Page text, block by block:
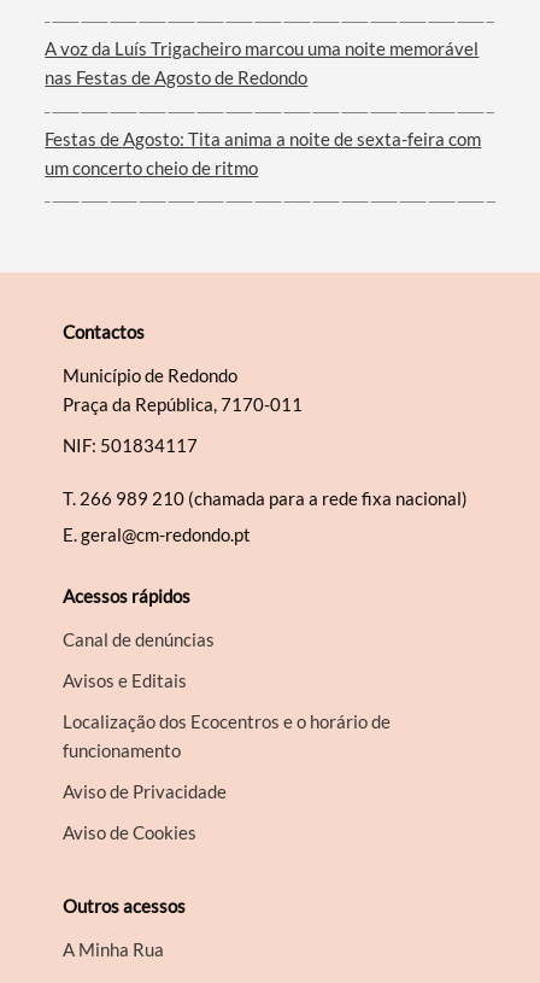
A voz da Luís Trigacheiro marcou uma noite memorável
nas Festas de Agosto de Redondo
Festas de Agosto: Tita anima a noite de sexta-feira com
um concerto cheio de ritmo
Contactos
Município de Redondo
Praça da República, 7170-011
NIF: 501834117
T. 266 989 210 (chamada para a rede fixa nacional)
E.geral@cm-redondo.pt
Acessos rápidos
Canal de denúncias
Avisos e Editais
Localização dos Ecocentros e o horário de
funcionamento
Aviso de Privacidade
Aviso de Cookies
Outros acessos
A Minha Rua